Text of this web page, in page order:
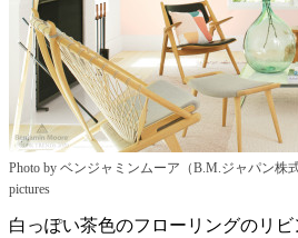
Photo by ベンジャミンムーア（B.M.ジャパン株
pictures
白っぽい茶色のフローリングのリ